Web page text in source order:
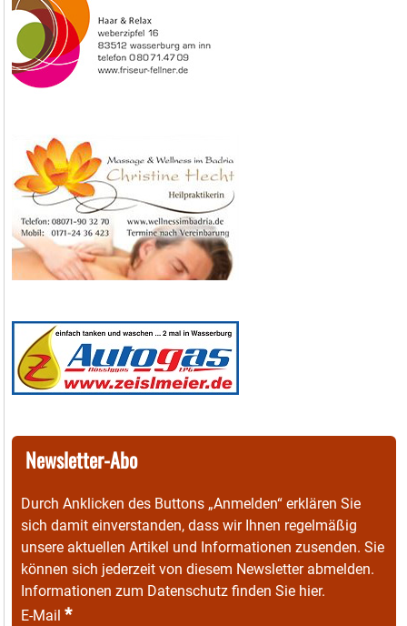
Newsletter-Abo
Durch Anklicken des Buttons „Anmelden“ erklären Sie
sich damit einverstanden, dass wir Ihnen regelmäßig
unsere aktuellen Artikel und Informationen zusenden. Sie
können sich jederzeit von diesem Newsletter abmelden.
Informationen zum Datenschutz finden Sie hier.
E-Mail *